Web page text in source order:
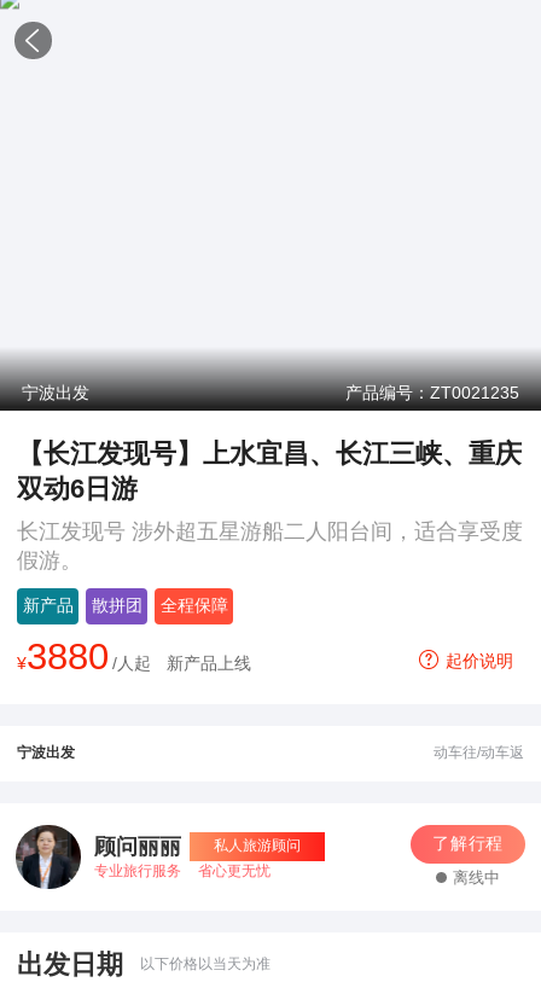
宁波出发 产品编号：ZT0021235
【长江发现号】上水宜昌、长江三峡、重庆
双动6日游
长江发现号 涉外超五星游船二人阳台间，适合享受度
假游。
新产品 散拼团 全程保障
¥3880 /人起 新产品上线 起价说明
宁波出发 动车往/动车返
顾问丽丽
私人旅游顾问
专业旅行服务
省心更无忧
了解行程
离线中
出发日期 以下价格以当天为准